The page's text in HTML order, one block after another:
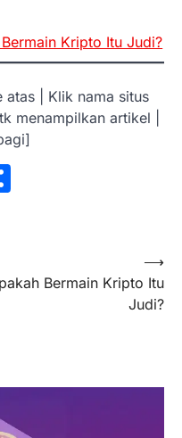
Kripto Itu Judi?
atas | Klik nama situs
menampilkan artikel |
Bermain Kripto Itu
Judi?
⟶